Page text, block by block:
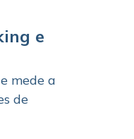
e
mede a
de